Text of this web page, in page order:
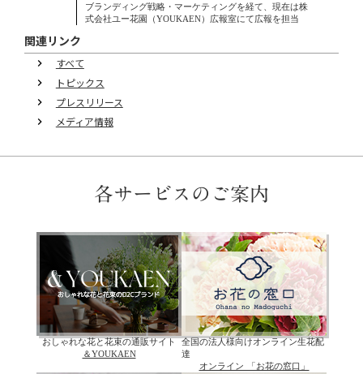
ブランディング戦略・マーケティングを経て、現在は株
式会社ユー花園（YOUKAEN）広報室にて広報を担当
関連リンク
keyboard_arrow_right すべて
keyboard_arrow_right トピックス
keyboard_arrow_right プレスリリース
keyboard_arrow_right メディア情報
各サービスのご案内
おしゃれな花と花束の通販サイト
＆YOUKAEN
全国の法人様向けオンライン生花配
達
オンライン 「お花の窓口」